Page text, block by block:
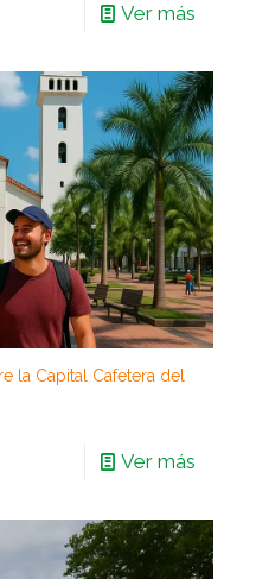
Ver más
la Capital Cafetera del
Ver más